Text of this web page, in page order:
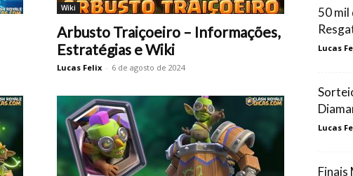
Wiki
Arbusto Traiçoeiro – Informações,
Estratégias e Wiki
Lucas Felix - 6 de agosto de 2024
50 mil
Lucas
Lucas
Finais